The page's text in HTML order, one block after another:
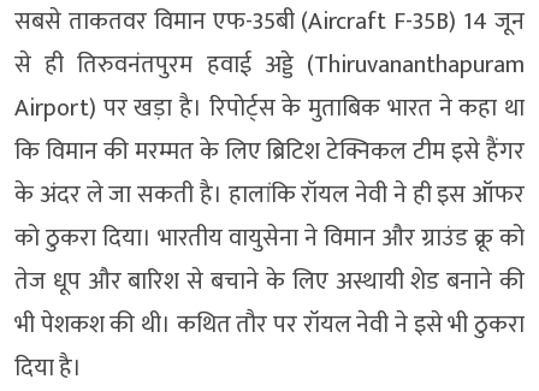
सबसे ताकतवर विमान एफ-35बी (Aircraft F-35B) 14 जून
से ही तिरुवनंतपुरम हवाई अड्डे (Thiruvananthapuram
Airport) पर खड़ा है। रिपोर्ट्स के मुताबिक भारत ने कहा था
कि विमान की मरम्मत के लिए ब्रिटिश टेक्निकल टीम इसे हैंगर
के अंदर ले जा सकती है। हालांकि रॉयल नेवी ने ही इस ऑफर
को ठुकरा दिया। भारतीय वायुसेना ने विमान और ग्राउंड क्रू को
तेज धूप और बारिश से बचाने के लिए अस्थायी शेड बनाने की
भी पेशकश की थी। कथित तौर पर रॉयल नेवी ने इसे भी ठुकरा
दिया है।